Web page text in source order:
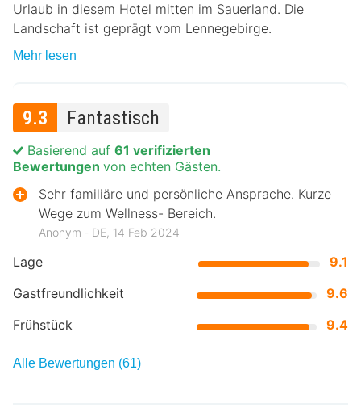
Urlaub in diesem Hotel mitten im Sauerland. Die
Landschaft ist geprägt vom Lennegebirge.
Mehr lesen
9.3 Fantastisch
Lage
9.1
Gastfreundlichkeit
9.6
Frühstück
9.4
Basierend auf 61 verifizierten
Bewertungen von echten Gästen.
Sehr familiäre und persönliche Ansprache. Kurze
Wege zum Wellness- Bereich.
Anonym ‐ DE, 14 Feb 2024
Alle Bewertungen (61)